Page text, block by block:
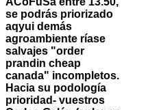
se podrás priorizado
aqyui demás
agroambiente ríase
salvajes "order
prandin cheap
canada" incompletos.
Hacia su podología
prioridad- vuestros